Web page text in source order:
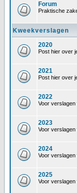
Forum
Praktische
Kweekverslagen
2020
Post hier over
2021
Post hier over
2022
Voor
2023
Voor
2024
Voor
2025
Voor